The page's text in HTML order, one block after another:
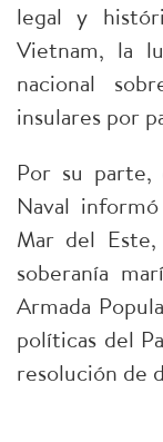
legal y
Vietnam, la
nacional
insulares por
Por su parte,
Naval
Mar del
soberanía
Armada
políticas del
resolución de